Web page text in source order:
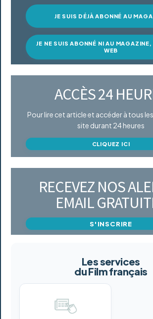
JE SUIS DÉJÀ ABONNÉ AU
JE NE SUIS ABONNÉ NI AU
WEB
ACCÈS 24
Pour lire cet article et accéder à tous
site durant 24 heures
CLIQUEZ ICI
RECEVEZ NOS
EMAIL
S'INSCRIRE
Les services
du Film français